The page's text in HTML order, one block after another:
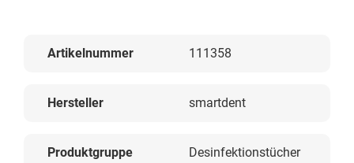
Artikelnummer 111358
Hersteller smartdent
Produktgruppe
Desinfektionstücher